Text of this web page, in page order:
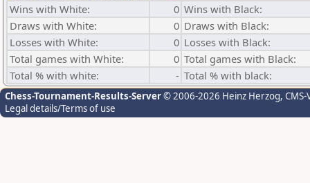
Wins with White:
0 Wins with Black:
Draws with White:
0 Draws with Black:
Losses with White:
0 Losses with Black:
Total games with White:
0 Total games with Black:
Total % with white:
- Total % with black:
Chess-Tournament-Results-Server© 2006-2026 Heinz Herzog,
Legal details/Terms of use